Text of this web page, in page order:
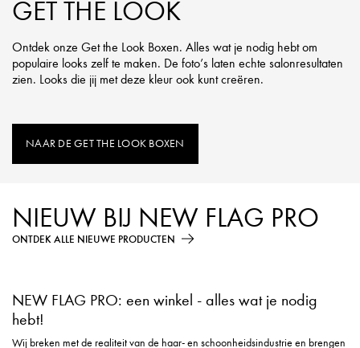
GET THE LOOK
Ontdek onze Get the Look Boxen. Alles wat je nodig hebt om
populaire looks zelf te maken. De foto’s laten echte salonresultaten
zien. Looks die jij met deze kleur ook kunt creëren.
NAAR DE GET THE LOOK BOXEN
NIEUW BIJ NEW FLAG PRO
ONTDEK ALLE NIEUWE PRODUCTEN
NEW FLAG PRO: een winkel - alles wat je nodig
hebt!
Wij breken met de realiteit van de haar- en schoonheidsindustrie en brengen